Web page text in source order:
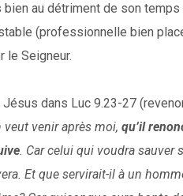
bien au détriment de son
(professionnelle bien
le Seigneur.
Jésus dans Luc 9.23-27
venir après moi, qu’il
. Car celui qui voudra sauver
Et que servirait-il à un